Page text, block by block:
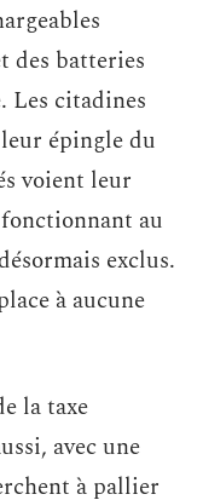
des batteries
Les citadines
épingle du
voient leur
au
exclus.
à aucune
la taxe
avec une
à pallier